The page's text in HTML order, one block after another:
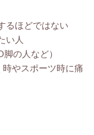
るほどではない
い人
の人など）
やスポーツ時に痛